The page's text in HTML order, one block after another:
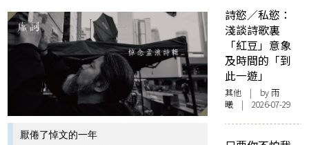
厭倦了悼文的一年
詩慾／私慾：
淺談詩歌裏
「紅豆」意象
及時間的「到
此一遊」
其他 | by 雨
曦 | 2026-07-29